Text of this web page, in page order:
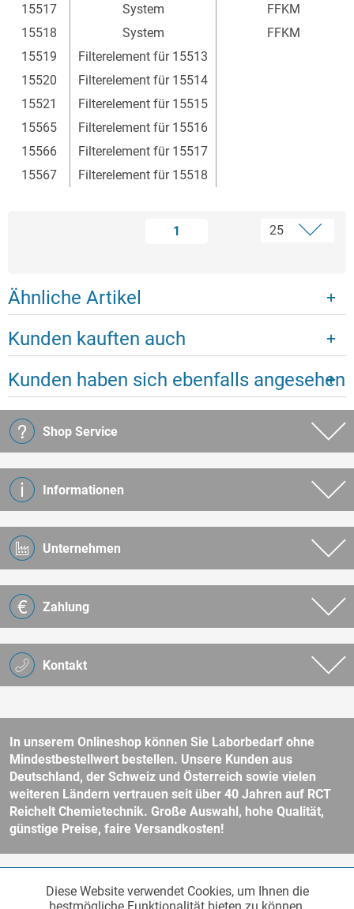
15517
System
FFKM
15518
System
FFKM
15519
Filterelement für 15513
15520
Filterelement für 15514
15521
Filterelement für 15515
15565
Filterelement für 15516
15566
Filterelement für 15517
15567
Filterelement für 15518
1
Ähnliche Artikel
Kunden kauften auch
Kunden haben sich ebenfalls angesehen
Kontakt
Shop Service
Informationen
Unternehmen
Zahlung
In unserem Onlineshop können Sie Laborbedarf ohne
Mindestbestellwert bestellen. Unsere Kunden aus
Deutschland, der Schweiz und Österreich sowie vielen
weiteren Ländern vertrauen seit über 40 Jahren auf RCT
Reichelt Chemietechnik. Große Auswahl, hohe Qualität,
günstige Preise, faire Versandkosten!
und ggf. Nachnahmegebühren, wenn nicht anders beschrieben.
Funktionale Aktiv
Diese Website verwendet Cookies, um Ihnen die